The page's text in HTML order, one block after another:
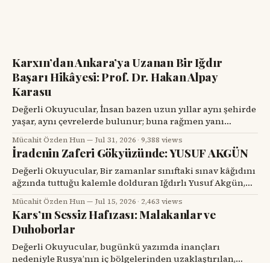
Karxın’dan Ankara’ya Uzanan Bir Iğdır
Başarı Hikâyesi: Prof. Dr. Hakan Alpay
Karasu
Değerli Okuyucular, İnsan bazen uzun yıllar aynı şehirde
yaşar, aynı çevrelerde bulunur; buna rağmen yanı
başındaki değerli bir hemşehrisini tanımak için bir
tesadüfü beklemek zorunda kalır. Prof. Dr. Hakan Alpay
Karasu’yla tanışmam da böyle oldu. Onu ilk gördüğümde,
karşımdaki kişinin başarılı bir diş hekimi, bilim insanı ve
üniversite yöneticisi
Mücahit Özden Hun Jul 31, 2026 ·9,388 views
İradenin Zaferi Gökyüzünde: YUSUF AKGÜN
Değerli Okuyucular, Bir zamanlar sınıftaki sınav kâğıdını
ağzında tuttuğu kalemle dolduran Iğdırlı Yusuf Akgün,
bugün aynı kalemle Türkiye’nin millî muharip uçağı
KAAN’ı çiziyor. Çocuk yuvalarından dünya spor
sahnelerine, resim atölyelerinden TUSAŞ hangarlarına
uzanan bu yol, yalnızca bir başarı hikâyesi değil; insanın
kendi kaderine karşı verdiği büyük mücadelenin adıdır.
Mücahit Özden Hun Jul 15, 2026 · 2,463 views
Kars’ın Sessiz Hafızası: Malakanlar ve
Duhoborlar
Değerli Okuyucular, bugünkü yazımda inançları
nedeniyle Rusya’nın iç bölgelerinden uzaklaştırılan,